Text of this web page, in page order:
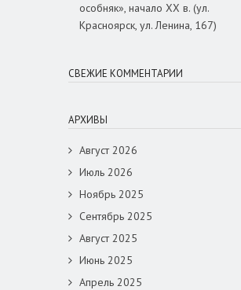
особняк», начало ХХ в. (ул.
Красноярск, ул. Ленина, 167)
СВЕЖИЕ КОММЕНТАРИИ
АРХИВЫ
Август 2026
Июль 2026
Ноябрь 2025
Сентябрь 2025
Август 2025
Июнь 2025
Апрель 2025